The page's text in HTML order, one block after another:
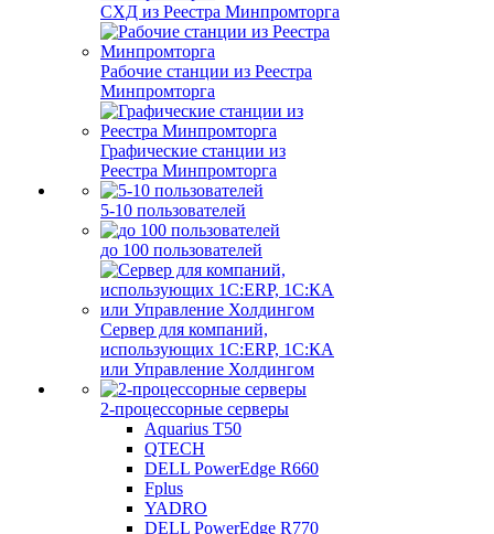
СХД из Реестра Минпромторга
Рабочие станции из Реестра
Минпромторга
Графические станции из
Реестра Минпромторга
5-10 пользователей
до 100 пользователей
Сервер для компаний,
использующих 1C:ERP, 1С:КА
или Управление Холдингом
2-процессорные серверы
Aquarius T50
QTECH
DELL PowerEdge R660
Fplus
YADRO
DELL PowerEdge R770